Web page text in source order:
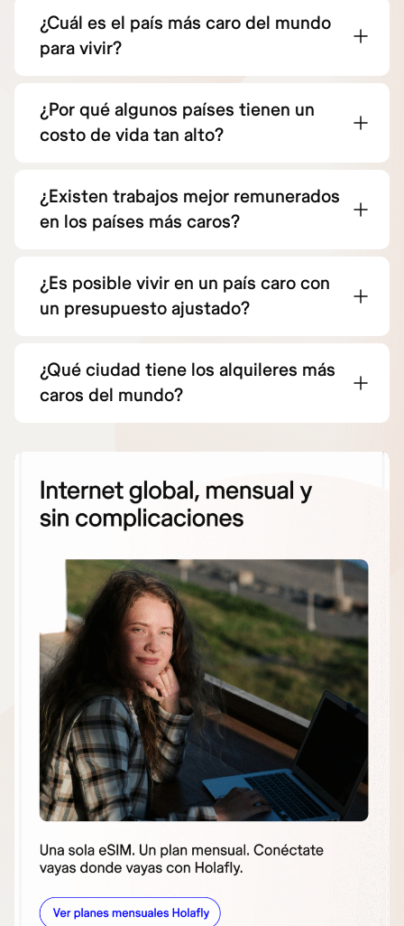
¿Cuál es el país más caro del mundo
para vivir?
¿Por qué algunos países tienen un
costo de vida tan alto?
¿Existen trabajos mejor remunerados
en los países más caros?
¿Es posible vivir en un país caro con
un presupuesto ajustado?
¿Qué ciudad tiene los alquileres más
caros del mundo?